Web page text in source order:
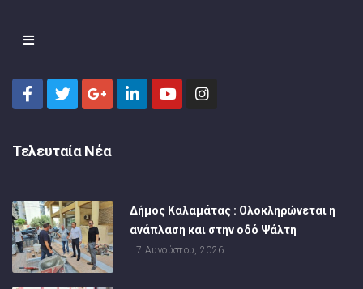
Τελευταία Νέα
Δήμος Καλαμάτας : Ολοκληρώνεται η
ανάπλαση και στην οδό Ψάλτη
7 Αυγούστου, 2026